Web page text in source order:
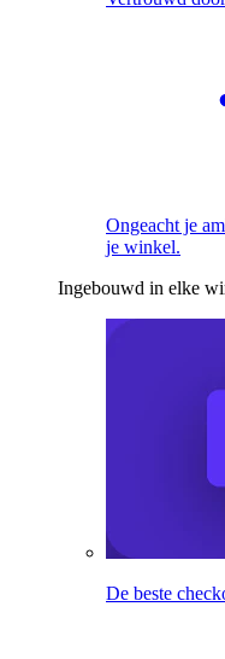
Ongeacht je
je winkel.
Ingebouwd in elke
De beste